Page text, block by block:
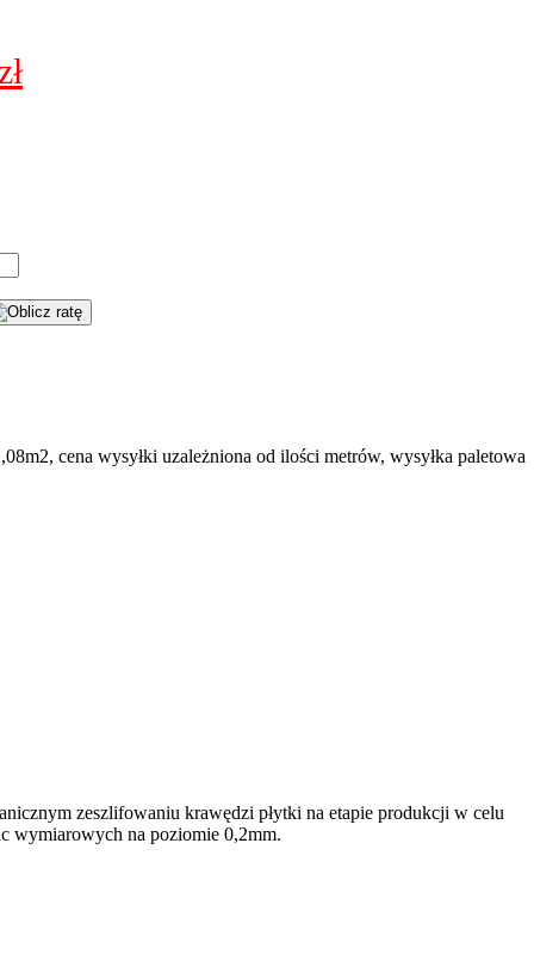
Aktualna
cena wysyłki uzależniona od ilości metrów, wysyłka paletowa
zeszlifowaniu krawędzi płytki na etapie produkcji w celu
wymiarowych na poziomie 0,2mm.